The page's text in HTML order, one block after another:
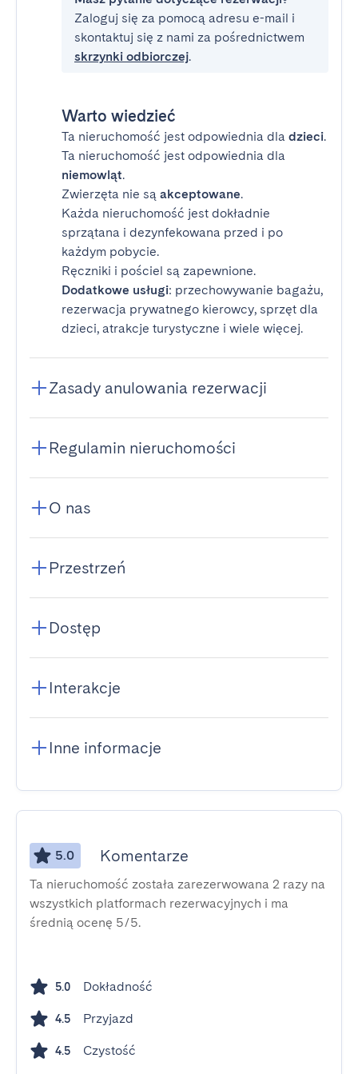
Zaloguj się za pomocą adresu e-mail i
skontaktuj się z nami za pośrednictwem
skrzynki odbiorczej.
Warto wiedzieć
Ta nieruchomość jest odpowiednia dla dzieci.
Ta nieruchomość jest odpowiednia dla
niemowląt.
Zwierzęta nie są akceptowane.
Każda nieruchomość jest dokładnie
sprzątana i dezynfekowana przed i po
każdym pobycie.
Ręczniki i pościel są zapewnione.
Dodatkowe usługi: przechowywanie bagażu,
rezerwacja prywatnego kierowcy, sprzęt dla
dzieci, atrakcje turystyczne i wiele więcej.
Zasady anulowania rezerwacji
Regulamin nieruchomości
O nas
Przestrzeń
Dostęp
Interakcje
Inne informacje
5.0 Komentarze
Ta nieruchomość została zarezerwowana 2 razy na
wszystkich platformach rezerwacyjnych i ma
średnią ocenę 5/5.
5.0 Dokładność
4.5 Przyjazd
4.5 Czystość